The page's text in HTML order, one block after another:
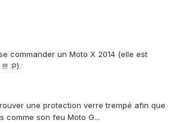
commander un Moto X 2014 (elle est
:P).
une protection verre trempé afin que
comme son feu Moto G...